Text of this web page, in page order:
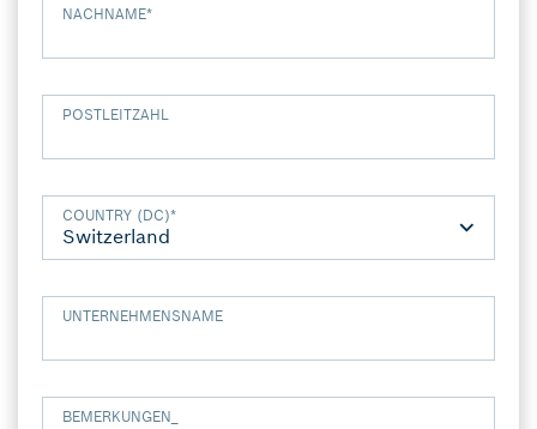
NACHNAME*
POSTLEITZAHL
COUNTRY (DC)*
UNTERNEHMENSNAME
BEMERKUNGEN_